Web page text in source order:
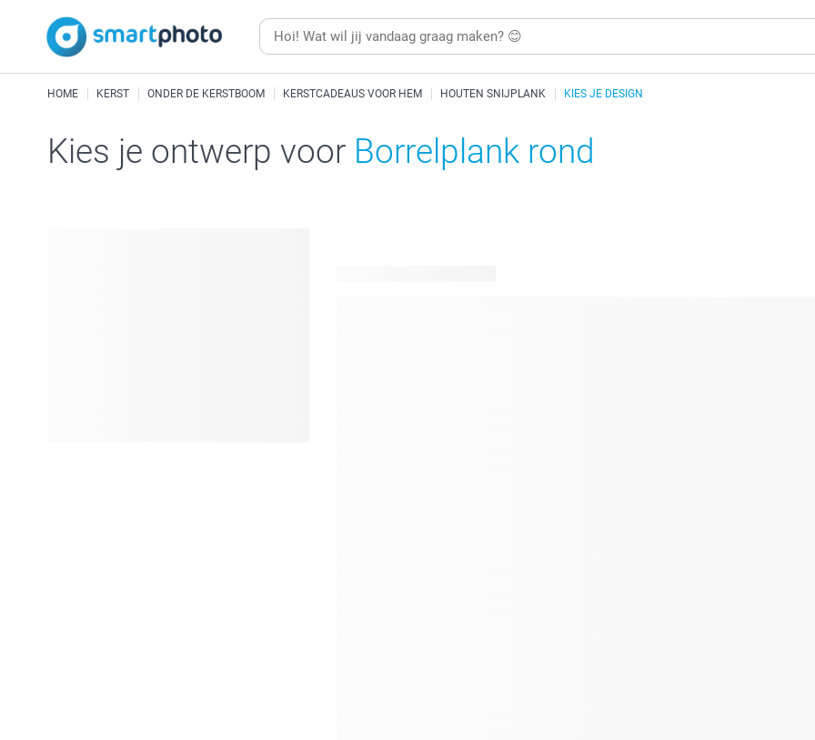
HOME KERST ONDER DE KERSTBOOM KERSTCADEAUS VOOR HEM HOUTEN SNIJPLANK KIES JE DESIGN
Kies je ontwerp voor Borrelplank rond